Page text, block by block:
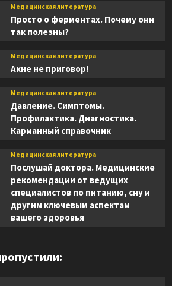
Медицинская литература
Просто о ферментах. Почему они
так полезны?
Медицинская литература
Акне не приговор!
Медицинская литература
Давление. Симптомы.
Профилактика. Диагностика.
Карманный справочник
Медицинская литература
Послушай доктора. Медицинские
рекомендации от ведущих
специалистов по питанию, сну и
другим ключевым аспектам
вашего здоровья